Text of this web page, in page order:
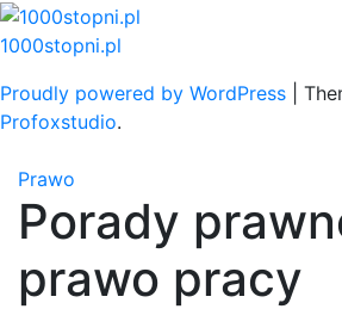
Skip
to
1000stopni.pl
Proudly powered by WordPress
Profoxstudio.
Prawo
Porady
prawo pracy